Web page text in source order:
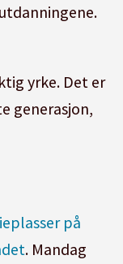
yrke. Det er
generasjon,
på
. Mandag